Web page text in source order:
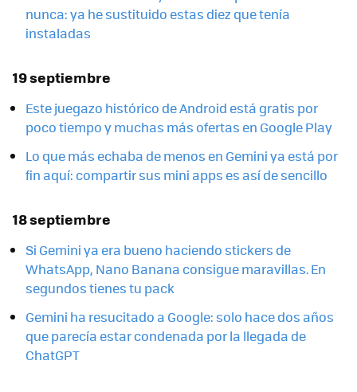
nunca: ya he sustituido estas diez que tenía
instaladas
19 septiembre
Este juegazo histórico de Android está gratis por
poco tiempo y muchas más ofertas en Google Play
Lo que más echaba de menos en Gemini ya está por
fin aquí: compartir sus mini apps es así de sencillo
18 septiembre
Si Gemini ya era bueno haciendo stickers de
WhatsApp, Nano Banana consigue maravillas. En
segundos tienes tu pack
Gemini ha resucitado a Google: solo hace dos años
que parecía estar condenada por la llegada de
ChatGPT